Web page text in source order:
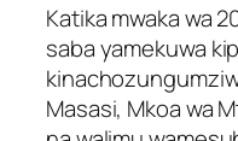
Katika mwaka wa
saba yamekuwa
Masasi, Mkoa wa